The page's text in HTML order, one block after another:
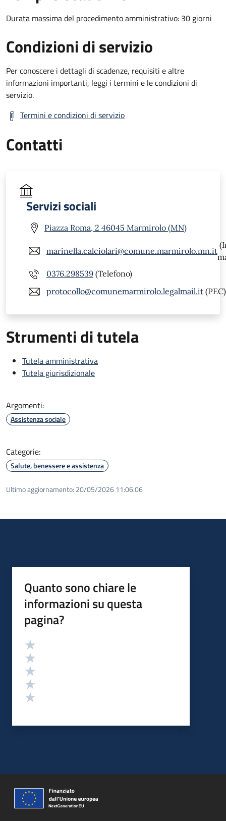
Durata massima del procedimento amministrativo: 30 giorni
Condizioni di servizio
Per conoscere i dettagli di scadenze, requisiti e altre
informazioni importanti, leggi i termini e le condizioni di
servizio.
Termini e condizioni di servizio
Contatti
Servizi sociali
Piazza Roma, 2 46045 Marmirolo (MN)
marinella.calciolari@comune.marmirolo.mn.it
0376.298539 (Telefono)
protocollo@comunemarmirolo.legalmail.it (PEC)
Strumenti di tutela
Tutela amministrativa
Tutela giurisdizionale
Argomenti:
Assistenza sociale
Categorie:
Salute, benessere e assistenza
Ultimo aggiornamento: 20/05/2026 11:06.06
Quanto sono chiare le
informazioni su questa
pagina?
Valutazione